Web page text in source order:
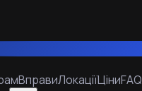
ВправиЛокаціїЦіниFAQ